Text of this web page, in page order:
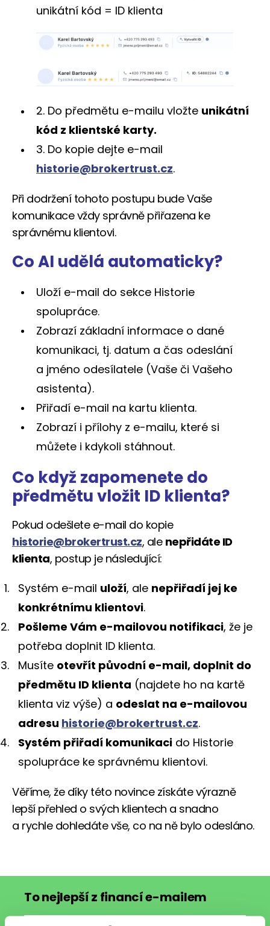
unikátní kód = ID klienta
2. Do předmětu e-mailu vložte unikátní
kód z klientské karty.
3. Do kopie dejte e-mail
historie@brokertrust.cz.
Při dodržení tohoto postupu bude Vaše
komunikace vždy správně přiřazena ke
správnému klientovi.
Co AI udělá automaticky?
Uloží e-mail do sekce Historie
spolupráce.
Zobrazí základní informace o dané
komunikaci, tj. datum a čas odeslání
a jméno odesílatele (Vaše či Vašeho
asistenta).
Přiřadí e-mail na kartu klienta.
Zobrazí i přílohy z e-mailu, které si
můžete i kdykoli stáhnout.
Co když zapomenete do
předmětu vložit ID klienta?
Pokud odešlete e-mail do kopie
historie@brokertrust.cz, ale nepřidáte ID
klienta, postup je následující:
Systém e-mail uloží, ale nepřiřadí jej ke
konkrétnímu klientovi.
Pošleme Vám e-mailovou notifikaci, že je
potřeba doplnit ID klienta.
Musíte otevřít původní e-mail, doplnit do
předmětu ID klienta (najdete ho na kartě
klienta viz výše) a odeslat na e-mailovou
adresu historie@brokertrust.cz.
Systém přiřadí komunikaci do Historie
spolupráce ke správnému klientovi.
Věříme, že díky této novince získáte výrazně
lepší přehled o svých klientech a snadno
a rychle dohledáte vše, co na ně bylo odesláno.
To nejlepší z financí e-mailem